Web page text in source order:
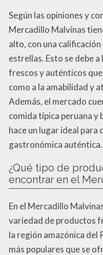
Según las opiniones y
Mercadillo Malvinas
alto, con una
estrellas. Esto se debe
frescos y auténticos
como a la amabilidad y
Además, el mercado
comida típica peruana y
hace un lugar ideal
gastronómica auténtica.
¿Qué tipo de
encontrar en el
En el Mercadillo
variedad de productos
la región amazónica del
más populares que se